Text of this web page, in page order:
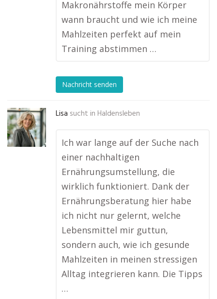
Makronährstoffe mein Körper
wann braucht und wie ich meine
Mahlzeiten perfekt auf mein
Training abstimmen …
Nachricht senden
Lisa sucht in Haldensleben
Ich war lange auf der Suche nach
einer nachhaltigen
Ernährungsumstellung, die
wirklich funktioniert. Dank der
Ernährungsberatung hier habe
ich nicht nur gelernt, welche
Lebensmittel mir guttun,
sondern auch, wie ich gesunde
Mahlzeiten in meinen stressigen
Alltag integrieren kann. Die Tipps
…